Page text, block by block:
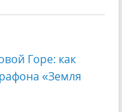
Горе: как
«Земля